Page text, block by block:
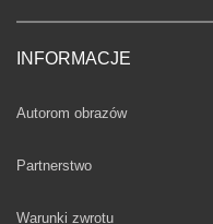
INFORMACJE
Autorom obrazów
Partnerstwo
Warunki zwrotu